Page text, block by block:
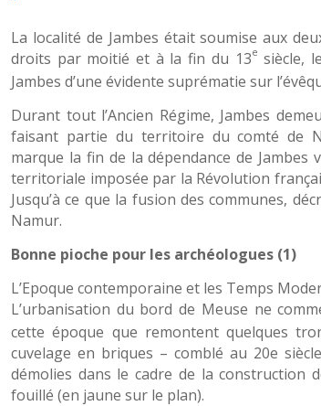
La localité de Jambes était soumise aux
droits par moitié et à la fin du 13e siècle,
Jambes d’une évidente suprématie sur
Durant tout l’Ancien Régime, Jambes
faisant partie du territoire du comté de
marque la fin de la dépendance de
territoriale imposée par la Révolution
Jusqu’à ce que la fusion des communes,
Namur.
Bonne pioche pour les archéologues (1)
L’Epoque contemporaine et les Temps
L’urbanisation du bord de Meuse ne
cette époque que remontent quelques
cuvelage en briques – comblé au 20e
démolies dans le cadre de la construction
fouillé (en jaune sur le plan).